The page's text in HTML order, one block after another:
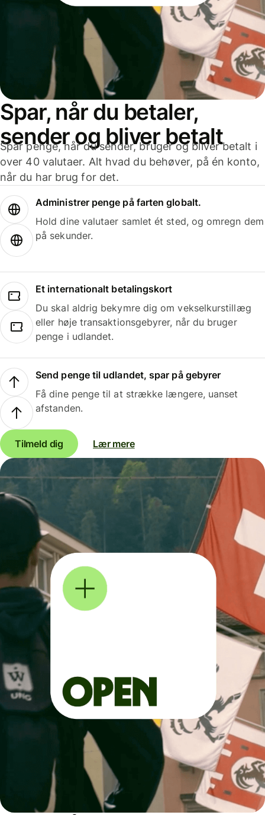
Spar, når du betaler,
sender og bliver betalt
Spar penge, når du sender, bruger og bliver betalt i
over 40 valutaer. Alt hvad du behøver, på én konto,
når du har brug for det.
Administrer penge på farten globalt.
Hold dine valutaer samlet ét sted, og omregn dem
på sekunder.
Et internationalt betalingskort
Du skal aldrig bekymre dig om vekselkurstillæg
eller høje transaktionsgebyrer, når du bruger
penge i udlandet.
Send penge til udlandet, spar på gebyrer
Få dine penge til at strække længere, uanset
afstanden.
Tilmeld dig Lær mere